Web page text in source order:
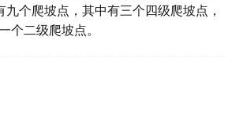
个爬坡点，其中有三个四级爬坡点，
个二级爬坡点。